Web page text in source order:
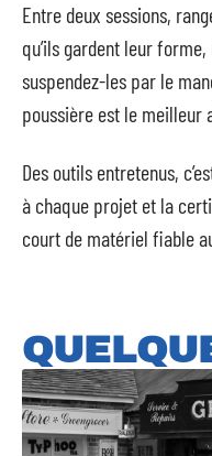
Entre deux sessions,
qu’ils gardent leur
suspendez-les par le
poussière est le meilleur
Des outils entretenus,
à chaque projet et la
court de matériel fiable